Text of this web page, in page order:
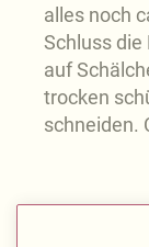
alles noch
Schluss die
auf
trocken
schneiden.